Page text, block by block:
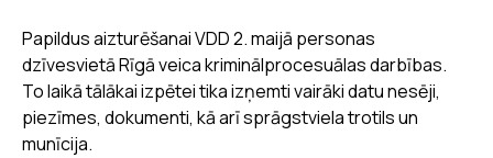
Papildus aizturēšanai VDD 2. maijā personas
dzīvesvietā Rīgā veica kriminālprocesuālas darbības.
To laikā tālākai izpētei tika izņemti vairāki datu nesēji,
piezīmes, dokumenti, kā arī sprāgstviela trotils un
munīcija.